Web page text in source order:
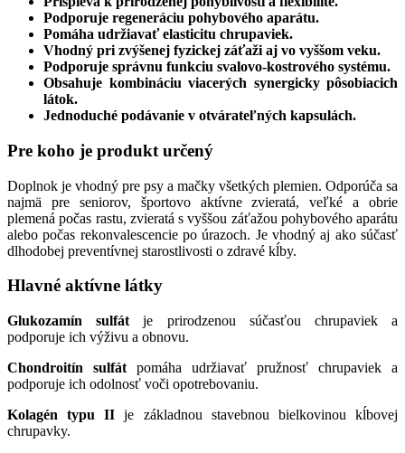
Podporuje regeneráciu pohybového aparátu.
Pomáha udržiavať elasticitu chrupaviek.
Vhodný pri zvýšenej fyzickej záťaži aj vo vyššom veku.
Podporuje správnu funkciu svalovo-kostrového systému.
Obsahuje kombináciu viacerých synergicky pôsobiacich
látok.
Jednoduché podávanie v otvárateľných kapsulách.
Pre koho je produkt určený
Doplnok je vhodný pre psy a mačky všetkých plemien. Odporúča sa
najmä pre seniorov, športovo aktívne zvieratá, veľké a obrie
plemená počas rastu, zvieratá s vyššou záťažou pohybového aparátu
alebo počas rekonvalescencie po úrazoch. Je vhodný aj ako súčasť
dlhodobej preventívnej starostlivosti o zdravé kĺby.
Hlavné aktívne látky
Glukozamín sulfát je prirodzenou súčasťou chrupaviek a
podporuje ich výživu a obnovu.
Chondroitín sulfát pomáha udržiavať pružnosť chrupaviek a
podporuje ich odolnosť voči opotrebovaniu.
Kolagén typu II je základnou stavebnou bielkovinou kĺbovej
chrupavky.